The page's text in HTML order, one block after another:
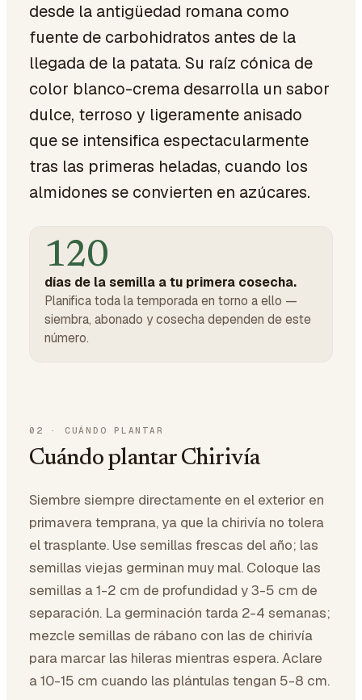
desde la antigüedad romana como
fuente de carbohidratos antes de la
llegada de la patata. Su raíz cónica de
color blanco-crema desarrolla un sabor
dulce, terroso y ligeramente anisado
que se intensifica espectacularmente
tras las primeras heladas, cuando los
almidones se convierten en azúcares.
120
días de la semilla a tu primera cosecha.
Planifica toda la temporada en torno a ello —
siembra, abonado y cosecha dependen de este
número.
02 · CUÁNDO PLANTAR
Cuándo plantar Chirivía
Siembre siempre directamente en el exterior en
primavera temprana, ya que la chirivía no tolera
el trasplante. Use semillas frescas del año; las
semillas viejas germinan muy mal. Coloque las
semillas a 1-2 cm de profundidad y 3-5 cm de
separación. La germinación tarda 2-4 semanas;
mezcle semillas de rábano con las de chirivía
para marcar las hileras mientras espera. Aclare
a 10-15 cm cuando las plántulas tengan 5-8 cm.